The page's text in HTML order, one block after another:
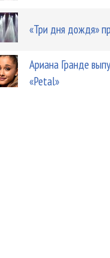
«Три дня дождя»
Ариана Гранде
«Petal»